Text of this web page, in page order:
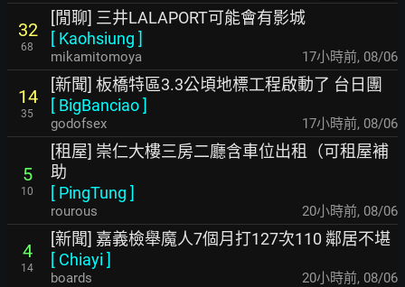
32
68
[閒聊] 三井LALAPORT可能會有影城
[ Kaohsiung ]
mikamitomoya 17小時前, 08/06
14
35
[新聞] 板橋特區3.3公頃地標工程啟動了 台日團
[ BigBanciao]
godofsex 17小時前, 08/06
5
10
[租屋] 崇仁大樓三房二廳含車位出租（可租屋補
助
[ PingTung ]
rourous 20小時前, 08/06
4
14
[新聞] 嘉義檢舉魔人7個月打127次110 鄰居不堪
[ Chiayi ]
boards 20小時前, 08/06